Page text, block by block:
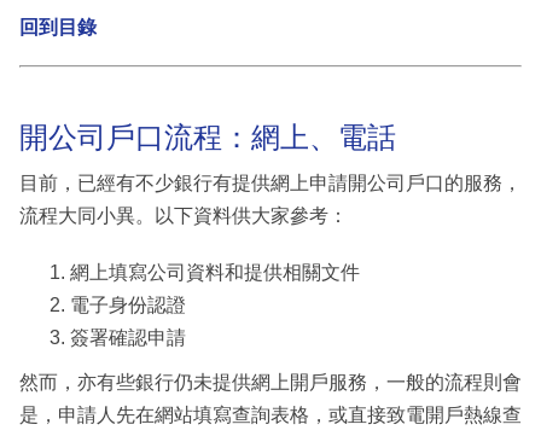
回到目錄
開公司戶口流程：網上、電話
目前，已經有不少銀行有提供網上申請開公司戶口的服務，
流程大同小異。以下資料供大家參考：
網上填寫公司資料和提供相關文件
電子身份認證
簽署確認申請
然而，亦有些銀行仍未提供網上開戶服務，一般的流程則會
是，申請人先在網站填寫查詢表格，或直接致電開戶熱線查